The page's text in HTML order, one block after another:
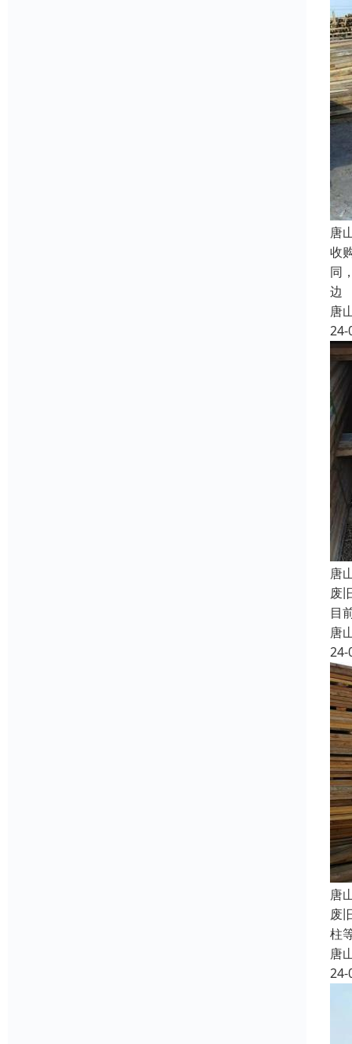
唐
收
同
边
唐
24-
唐
废
目
唐
24-
唐
废
柱
唐
24-